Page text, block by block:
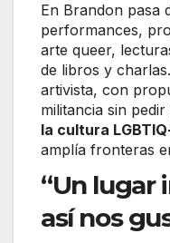
En Brandon pasa
performances,
arte queer,
de libros y
artivista, con
militancia sin
la cultura
amplía fronteras
“Un lugar
así nos